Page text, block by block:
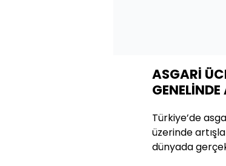
ASGARİ
Türkiye’de
üzerinde
dünyada